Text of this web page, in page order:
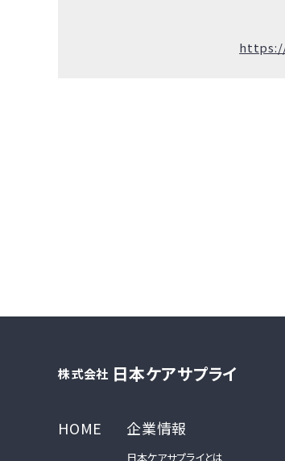
株式会社 日本ケアサプライ
HOME 企業情報
日本ケアサプライとは